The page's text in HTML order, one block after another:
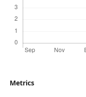
Metrics